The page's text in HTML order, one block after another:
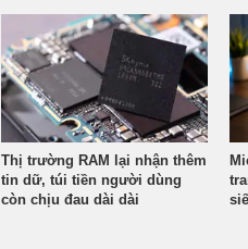
Thị trường RAM lại nhận thêm
tin dữ, túi tiền người dùng
còn chịu đau dài dài